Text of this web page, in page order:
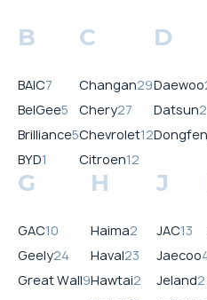
B
BAIC7
BelGee5
Brilliance5
BYD1
C
Changan29
Chery27
Chevrolet12
Citroen12
D
Daewoo
Datsun2
G
GAC10
Geely24
Great Wall9
H
Haima2
Haval23
Hawtai2
J
JAC13
Jaecoo
Jeland2